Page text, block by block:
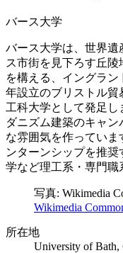
バース大学
バース大学は、世界
ス市街を見下ろす丘
を構える、イングラ
年設立のブリストル貿
工科大学として発足
ダニズム建築のキャ
な雰囲気を作っていま
ンターンシップを推
学など理工系・専門職
写真: Wikimedia
Wikimedia
所在地
University of